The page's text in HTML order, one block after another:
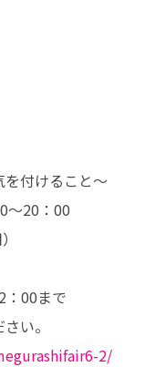
付けること～
～20：00
：00まで
2/